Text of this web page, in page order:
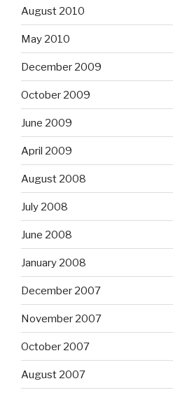
August 2010
May 2010
December 2009
October 2009
June 2009
April 2009
August 2008
July 2008
June 2008
January 2008
December 2007
November 2007
October 2007
August 2007